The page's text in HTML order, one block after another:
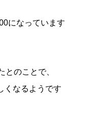
になっています
のことで、
くなるようです